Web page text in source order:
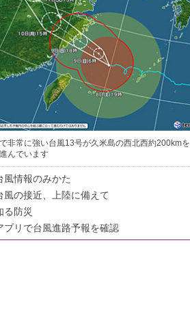
非常に強い台風13号が久米島の西北西約200kmを
んでいます
風情報のみかた
風の接近、上陸に備えて
る防災
プリで台風進路予報を確認